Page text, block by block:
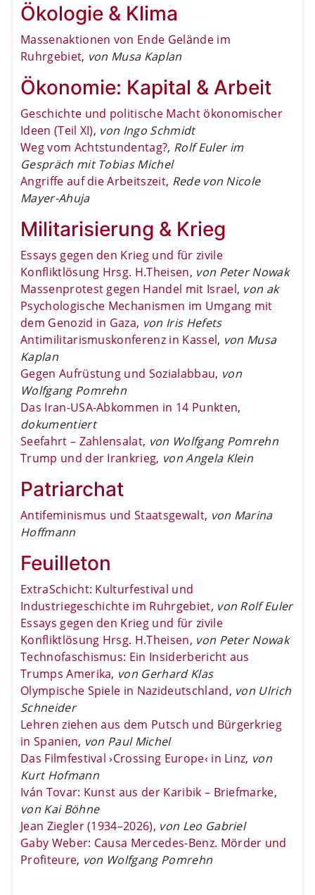
Ökologie & Klima
Massenaktionen von Ende Gelände im
Ruhrgebiet, von Musa Kaplan
Ökonomie: Kapital & Arbeit
Geschichte und politische Macht ökonomischer
Ideen (Teil XI), von Ingo Schmidt
Weg vom Achtstundentag?, Rolf Euler im
Gespräch mit Tobias Michel
Angriffe auf die Arbeitszeit, Rede von Nicole
Mayer-Ahuja
Militarisierung & Krieg
Essays gegen den Krieg und für zivile
Konfliktlösung Hrsg. H.Theisen, von Peter Nowak
Massenprotest gegen Handel mit Israel, von ak
Psychologische Mechanismen im Umgang mit
dem Genozid in Gaza, von Iris Hefets
Antimilitarismuskonferenz in Kassel, von Musa
Kaplan
Gegen Aufrüstung und Sozialabbau, von
Wolfgang Pomrehn
Das Iran-USA-Abkommen in 14 Punkten,
dokumentiert
Seefahrt – Zahlensalat, von Wolfgang Pomrehn
Trump und der Irankrieg, von Angela Klein
Patriarchat
Antifeminismus und Staatsgewalt, von Marina
Hoffmann
Feuilleton
ExtraSchicht: Kulturfestival und
Industriegeschichte im Ruhrgebiet, von Rolf Euler
Essays gegen den Krieg und für zivile
Konfliktlösung Hrsg. H.Theisen, von Peter Nowak
Technofaschismus: Ein Insiderbericht aus
Trumps Amerika, von Gerhard Klas
Olympische Spiele in Nazideutschland, von Ulrich
Schneider
Lehren ziehen aus dem Putsch und Bürgerkrieg
in Spanien, von Paul Michel
Das Filmfestival ›Crossing Europe‹ in Linz, von
Kurt Hofmann
Iván Tovar: Kunst aus der Karibik – Briefmarke,
von Kai Böhne
Jean Ziegler (1934–2026), von Leo Gabriel
Gaby Weber: Causa Mercedes-Benz. Mörder und
Profiteure, von Wolfgang Pomrehn